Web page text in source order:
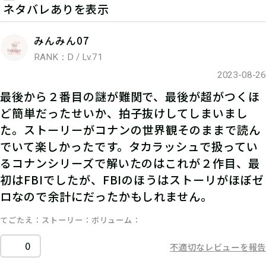
ネタバレありを表示
みんみん07
RANK：D / Lv.71
2023-08-26
最後から２番目の謎が難関で、最後が超がつくほ
ど簡単だったせいか、拍子抜けしてしまいまし
た。ストーリーがコナンの世界観そのままで読ん
でいて楽しかったです。タカラッシュで扱ってい
るコナンシリーズで解いたのはこれが２作目、最
初はFBIでしたが、FBIのほうはストーリがほぼゼ
ロなので余計にだったかもしれません。
てごたえ ストーリー ボリューム
0 不適切なレビューを報告